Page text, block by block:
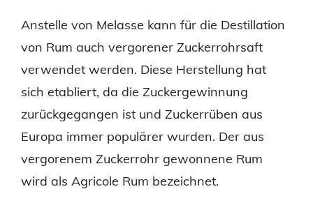
Anstelle von Melasse kann für die Destillation
von Rum auch vergorener Zuckerrohrsaft
verwendet werden. Diese Herstellung hat
sich etabliert, da die Zuckergewinnung
zurückgegangen ist und Zuckerrüben aus
Europa immer populärer wurden. Der aus
vergorenem Zuckerrohr gewonnene Rum
wird als Agricole Rum bezeichnet.